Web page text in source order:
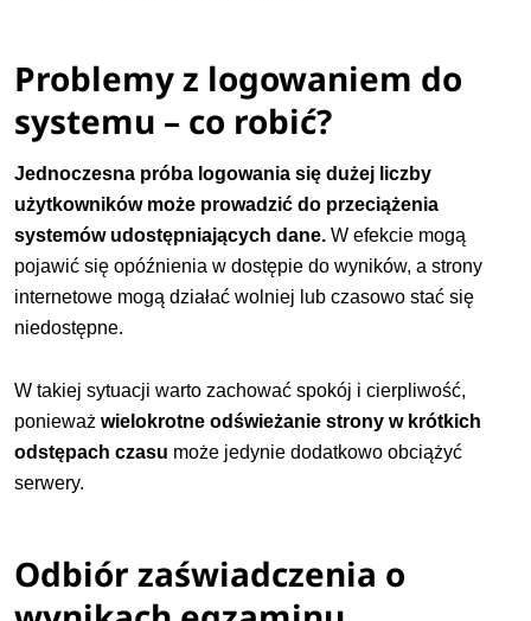
Problemy z logowaniem do
systemu – co robić?
Jednoczesna próba logowania się dużej liczby
użytkowników może prowadzić do przeciążenia
systemów udostępniających dane. W efekcie mogą
pojawić się opóźnienia w dostępie do wyników, a strony
internetowe mogą działać wolniej lub czasowo stać się
niedostępne.
W takiej sytuacji warto zachować spokój i cierpliwość,
ponieważwielokrotne odświeżanie strony w krótkich
odstępach czasu może jedynie dodatkowo obciążyć
serwery.
Odbiór zaświadczenia o